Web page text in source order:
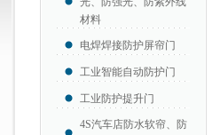
材料
电焊焊接防护屏帘门
工业智能自动防护门
工业防护提升门
4S汽车店防水软帘、防